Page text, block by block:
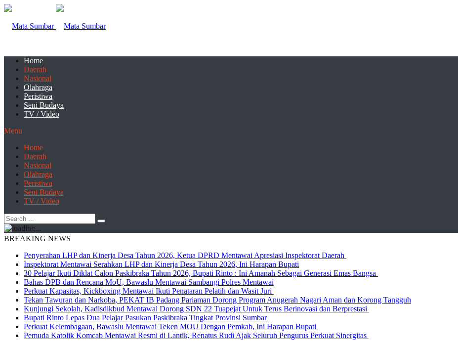
Home
Daerah
Nasional
Olahraga
Peristiwa
Seni Budaya
TV / Video
Menu
Home
Daerah
Nasional
Olahraga
Peristiwa
Seni Budaya
TV / Video
BREAKING NEWS
Penyerahan LHP dan Kinerja Desa Tahun 2026, Ketua DPRD Mentawai Apresiasi Inspektorat Daerah
Inspektorat Mentawai Serahkan LHP dan Kinerja Desa Tahun 2026, Ini Harapan Bupati
30 Pelajar Ikuti Diklat Calon Paskibraka Tahun 2026, Bupati Rinto : Ini Amanah Sebagai Generasi Emas Bangsa
Bahas DPB dan Rencana MoU, Bawaslu Mentawai Sambangi Polres Mentawai
Perkuat Kapasitas, Kickboxing Mentawai Ikuti Penataran Pelatih dan Wasit Juri
Tekan Tawuran dan Narkoba, PEKAT IB Padang Pariaman Dorong Program Anugerah Nagari Aman dan Korong Tangguh
Kunjungi Sekolah, Kadisdikbud Mentawai Dorong SDN 22 Tuapejat Untuk Terus Berinovasi dan Berprestasi
Bupati Rinto Lepas Dua Pelajar Pasukan Paskibraka Tingkat Provinsi Sumbar
Perkuat Kelembagaan, Bawaslu Mentawai Teken MOU Dengan Pemkab, Ini Harapan Bupati
Pemuda Katolik Komcab Mentawai Resmi di Lantik, Renatus Rudi Ajak Seluruh Pengurus Perkuat Sinergitas